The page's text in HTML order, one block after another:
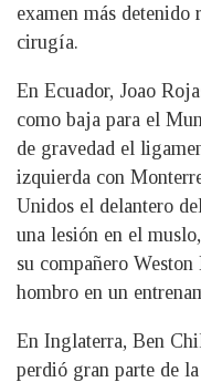
examen más detenido
cirugía.
En Ecuador, Joao
como baja para el
de gravedad el
izquierda con
Unidos el delantero
una lesión en el
su compañero
hombro en un
En Inglaterra, Ben
perdió gran parte de